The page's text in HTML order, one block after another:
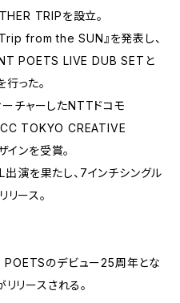
TRIPを設立。
from the SUN』を発表し、
POETS LIVE DUB SETと
った。
チャーしたNTTドコモ
TOKYO CREATIVE
インを受賞。
演を果たし、7インチシングル
ース。
POETSのデビュー25周年とな
リースされる。